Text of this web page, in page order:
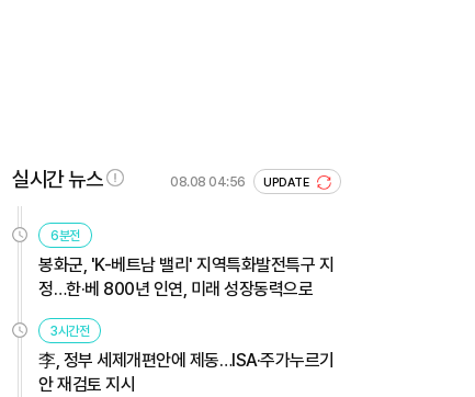
실시간 뉴스 08.08 04:56 UPDATE
6분전
봉화군, 'K-베트남 밸리' 지역특화발전특구 지
정…한·베 800년 인연, 미래 성장동력으로
3시간전
李, 정부 세제개편안에 제동…ISA·주가누르기
안 재검토 지시